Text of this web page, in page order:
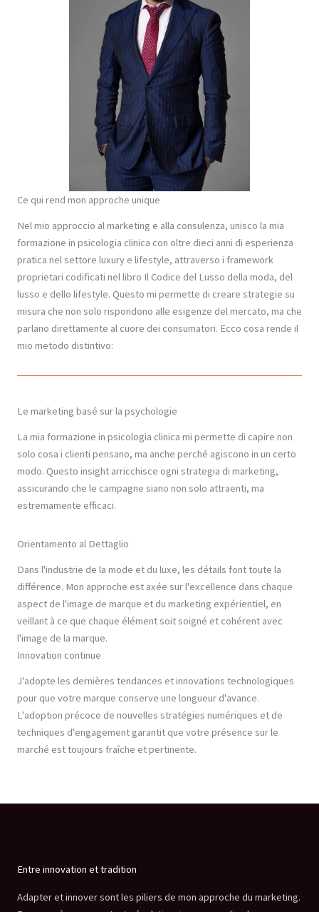
Ce qui rend mon approche unique
Nel mio approccio al marketing e alla consulenza, unisco la mia
formazione in psicologia clinica con oltre dieci anni di esperienza
pratica nel settore luxury e lifestyle, attraverso i framework
proprietari codificati nel libro Il Codice del Lusso della moda, del
lusso e dello lifestyle. Questo mi permette di creare strategie su
misura che non solo rispondono alle esigenze del mercato, ma che
parlano direttamente al cuore dei consumatori. Ecco cosa rende il
mio metodo distintivo:
Le marketing basé sur la psychologie
La mia formazione in psicologia clinica mi permette di capire non
solo cosa i clienti pensano, ma anche perché agiscono in un certo
modo. Questo insight arricchisce ogni strategia di marketing,
assicurando che le campagne siano non solo attraenti, ma
estremamente efficaci.
Orientamento al Dettaglio
Dans l'industrie de la mode et du luxe, les détails font toute la
différence. Mon approche est axée sur l'excellence dans chaque
aspect de l'image de marque et du marketing expérientiel, en
veillant à ce que chaque élément soit soigné et cohérent avec
l'image de la marque.
Innovation continue
J'adopte les dernières tendances et innovations technologiques
pour que votre marque conserve une longueur d'avance.
L'adoption précoce de nouvelles stratégies numériques et de
techniques d'engagement garantit que votre présence sur le
marché est toujours fraîche et pertinente.
Entre innovation et tradition
Adapter et innover sont les piliers de mon approche du marketing.